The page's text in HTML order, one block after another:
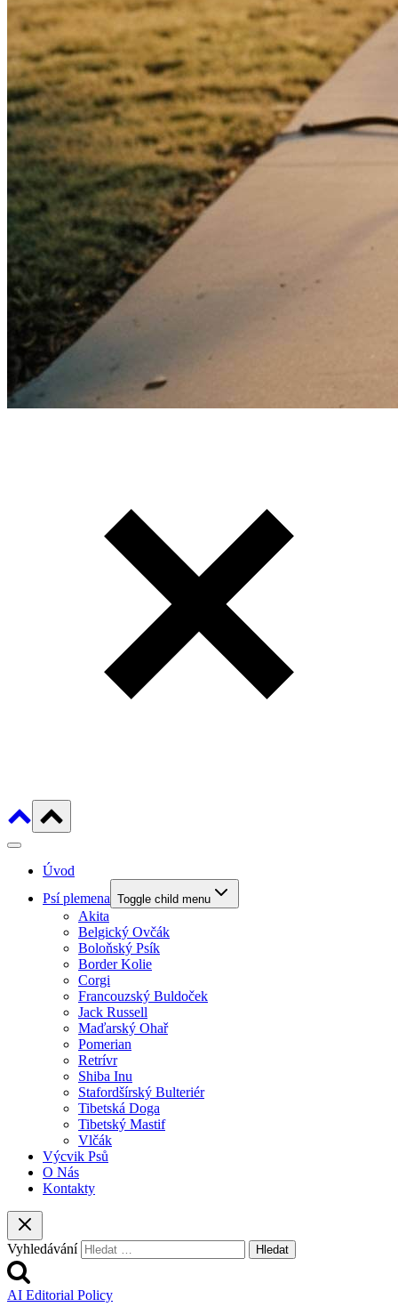
Úvod
Psí plemena Toggle child menu
Akita
Belgický Ovčák
Boloňský Psík
Border Kolie
Corgi
Francouzský Buldoček
Jack Russell
Maďarský Ohař
Pomerian
Retrívr
Shiba Inu
Stafordšírský Bulteriér
Tibetská Doga
Tibetský Mastif
Vlčák
Výcvik Psů
O Nás
Kontakty
Vyhledávání
AI Editorial Policy